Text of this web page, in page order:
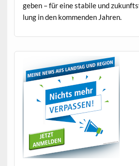
geben – für eine sta­bile und
lung in den kom­menden Jahren.